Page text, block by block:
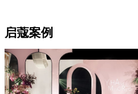
启蔻案例